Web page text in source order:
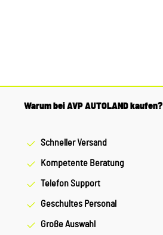
Warum bei AVP AUTOLAND kaufen?
Schneller Versand
Kompetente Beratung
Telefon Support
Geschultes Personal
Große Auswahl